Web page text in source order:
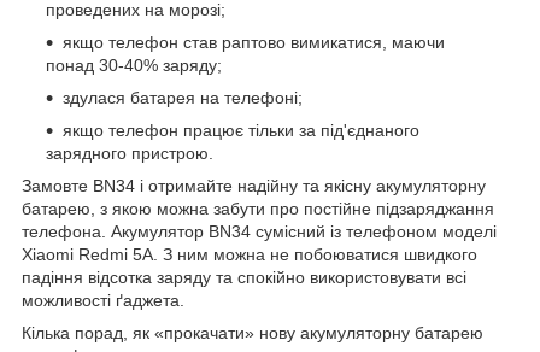
проведених на морозі;
якщо телефон став раптово вимикатися, маючи
понад 30-40% заряду;
здулася батарея на телефоні;
якщо телефон працює тільки за під'єднаного
зарядного пристрою.
Замовте BN34 і отримайте надійну та якісну акумуляторну
батарею, з якою можна забути про постійне підзаряджання
телефона. Акумулятор BN34 сумісний із телефоном моделі
Xiaomi Redmi 5A. З ним можна не побоюватися швидкого
падіння відсотка заряду та спокійно використовувати всі
можливості ґаджета.
Кілька порад, як «прокачати» нову акумуляторну батарею